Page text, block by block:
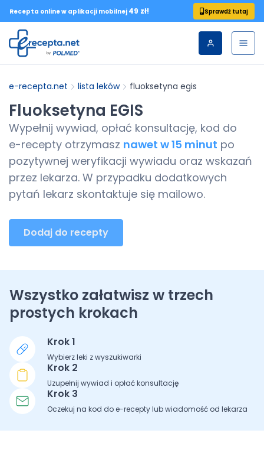
Recepta online w aplikacji mobilnej 49 zł! Sprawdź tutaj
e-recepta.net lista leków fluoksetyna egis
Fluoksetyna EGIS
Wypełnij wywiad, opłać konsultację, kod do
e-recepty otrzymasz nawet w 15 minut po
pozytywnej weryfikacji wywiadu oraz wskazań
przez lekarza. W przypadku dodatkowych
pytań lekarz skontaktuje się mailowo.
Dodaj do recepty
Wszystko załatwisz w trzech
prostych krokach
Krok 1
Wybierz leki z wyszukiwarki
Krok 2
Uzupełnij wywiad i opłać konsultację
Krok 3
Oczekuj na kod do e-recepty lub wiadomość od lekarza